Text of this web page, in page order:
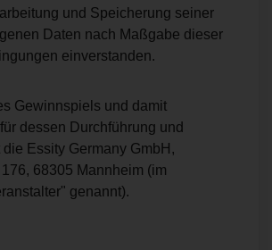
und Speicherung seiner
Daten nach Maßgabe dieser
einverstanden.
Gewinnspiels und damit
dessen Durchführung und
Essity Germany GmbH,
68305 Mannheim (im
genannt).